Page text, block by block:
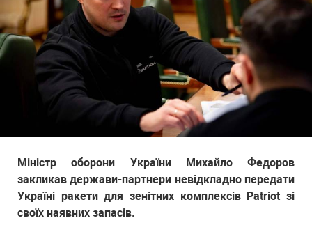
Міністр оборони України Михайло Федоров
закликав держави-партнери невідкладно передати
Україні ракети для зенітних комплексів Patriot зі
своїх наявних запасів.